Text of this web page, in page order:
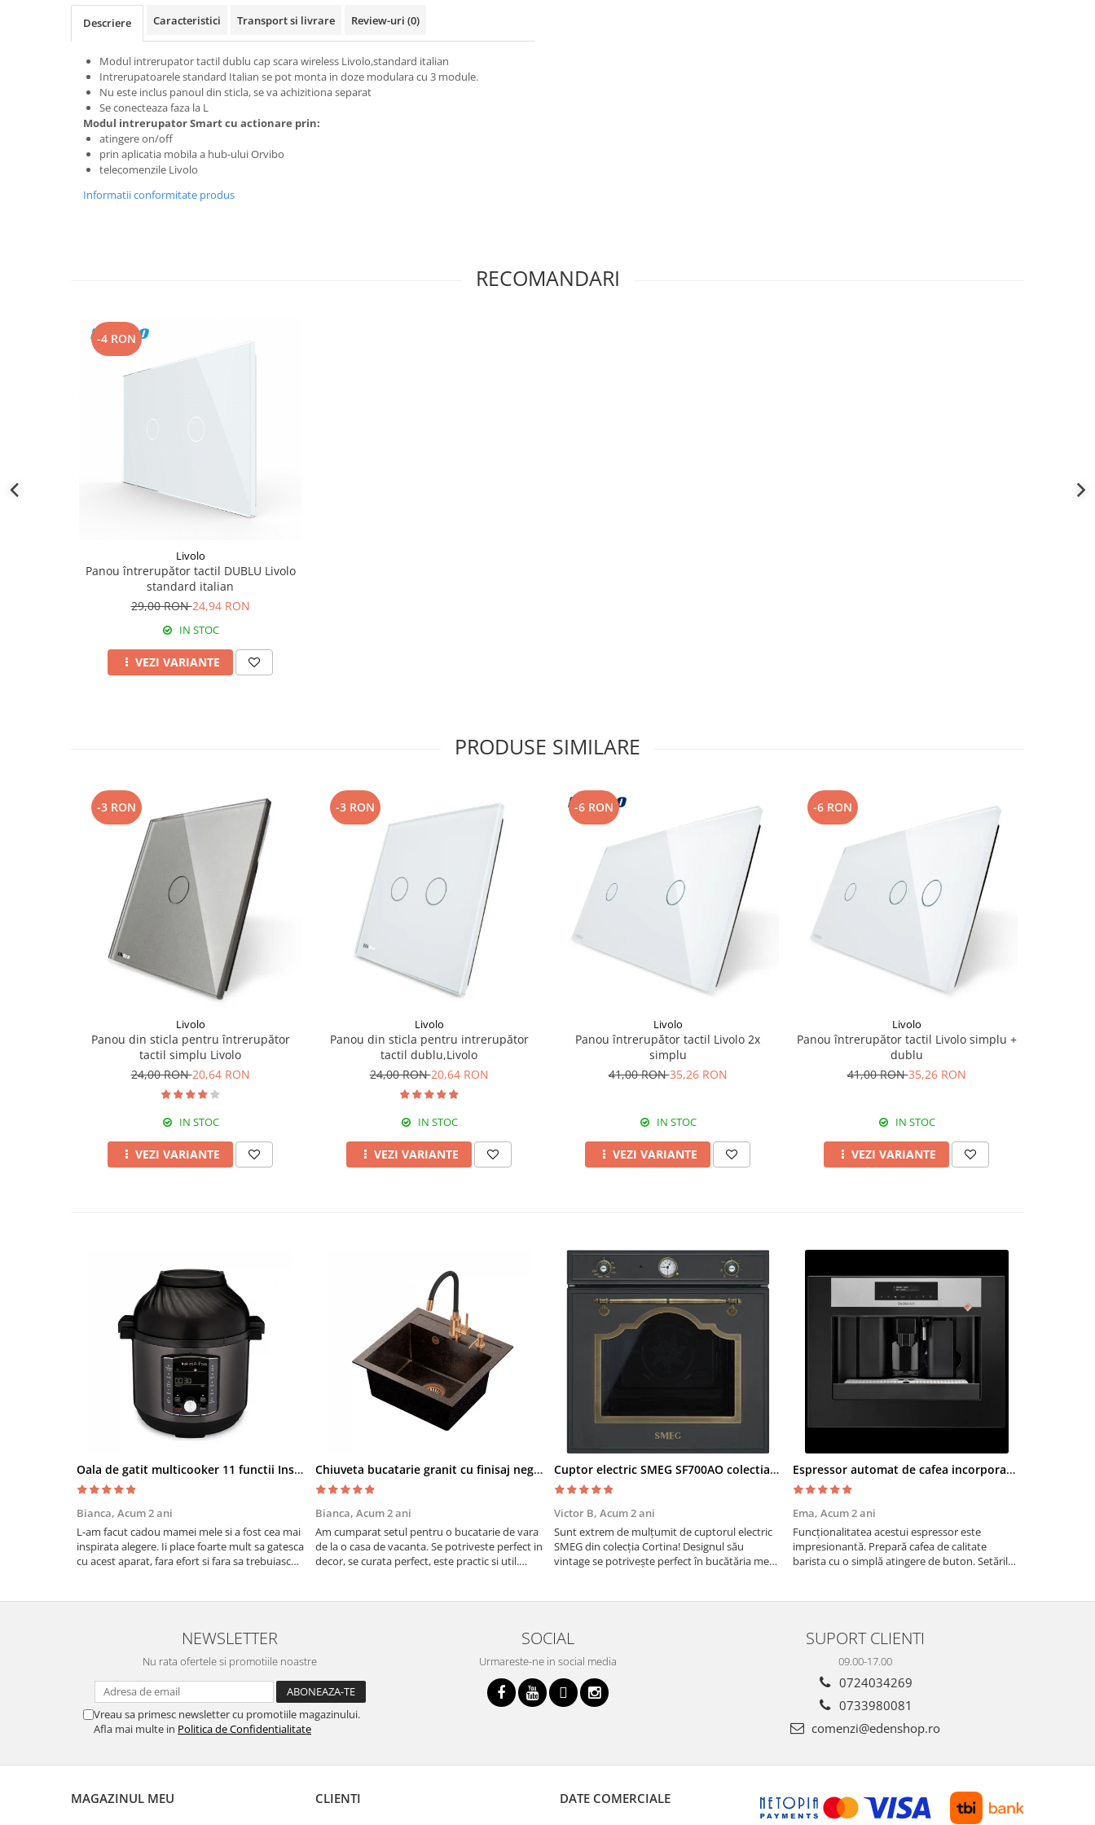
Descriere Caracteristici Transport si livrare Review-uri (0)
Modul intrerupator tactil dublu cap scara wireless Livolo,standard italian
Intrerupatoarele standard Italian se pot monta in doze modulara cu 3 module.
Nu este inclus panoul din sticla, se va achizitiona separat
Se conecteaza faza la L
Modul intrerupator Smart cu actionare prin:
atingere on/off
prin aplicatia mobila a hub-ului Orvibo
telecomenzile Livolo
Informatii conformitate produs
RECOMANDARI
-4 RON
Livolo
Panou întrerupător tactil DUBLU Livolo
standard italian
29,00 RON24,94 RON
IN STOC
VEZI VARIANTE
PRODUSE SIMILARE
-3 RON
Livolo
Panou din sticla pentru întrerupător
tactil simplu Livolo
24,00 RON20,64 RON
IN STOC
VEZI VARIANTE
-3 RON
Livolo
Panou din sticla pentru intrerupător
tactil dublu,Livolo
24,00 RON20,64 RON
IN STOC
VEZI VARIANTE
-6 RON
Livolo
Panou întrerupător tactil Livolo 2x
simplu
41,00 RON35,26 RON
IN STOC
VEZI VARIANTE
-6 RON
Livolo
Panou întrerupător tactil Livolo simplu +
dublu
41,00 RON35,26 RON
IN STOC
VEZI VARIANTE
Oala de gatit multicooker 11 functii Instant Pot Pro Crisp 8 + Air Fryer 7.6 lt
Bianca, Acum 2 ani
L-am facut cadou mamei mele si a fost cea mai
inspirata alegere. Ii place foarte mult sa gatesca
cu acest aparat, fara efort si fara sa trebuiasca
Chiuveta bucatarie granit cu finisaj negru perlat/cupru Steingran Art Copper cu dozator si baterie Quadron
Bianca, Acum 2 ani
Am cumparat setul pentru o bucatarie de vara
de la o casa de vacanta. Se potriveste perfect in
decor, se curata perfect, este practic si util.
Cuptor electric SMEG SF700AO colectia Cortina
Victor B, Acum 2 ani
Sunt extrem de mulțumit de cuptorul electric
SMEG din colecția Cortina! Designul său
vintage se potrivește perfect în bucătăria mea,
Espressor automat de cafea incorporabil De Dietrich Platinum
Ema, Acum 2 ani
Funcționalitatea acestui espressor este
impresionantă. Prepară cafea de calitate
barista cu o simplă atingere de buton. Setările
pentru a sa...
gospodărie!
NEWSLETTER
Nu rata ofertele si promotiile noastre
Vreau sa primesc newsletter cu promotiile magazinului.
Afla mai multe in Politica de Confidentialitate
SOCIAL
Urmareste-ne in social media
SUPORT CLIENTI
09.00-17.00
0724034269
0733980081
comenzi@edenshop.ro
MAGAZINUL MEU CLIENTI DATE COMERCIALE